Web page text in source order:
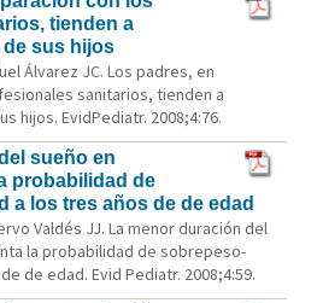
tienden a
de sus hijos
Álvarez JC. Los padres, en
sanitarios, tienden a
hijos. EvidPediatr. 2008;4:76.
sueño en
probabilidad de
a los tres años de de edad
Valdés JJ. La menor duración del
la probabilidad de sobrepeso-
de edad. Evid Pediatr. 2008;4:59.